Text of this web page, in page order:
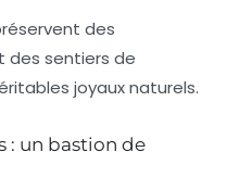
des
des sentiers de
joyaux naturels.
: un bastion de